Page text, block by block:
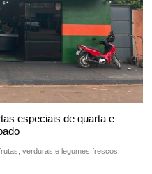
especiais de quarta e
verduras e legumes frescos